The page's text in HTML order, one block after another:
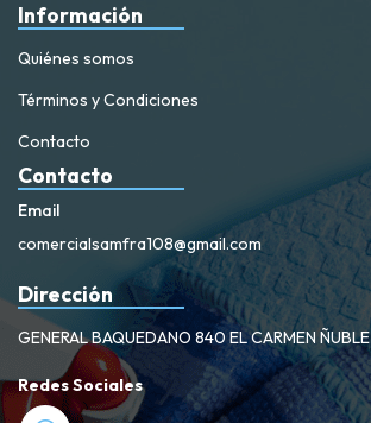
Información
Quiénes somos
Términos y Condiciones
Contacto
Contacto
Email
comercialsamfra108@gmail.com
Dirección
GENERAL BAQUEDANO 840 EL CARMEN ÑUBLE
Redes Sociales